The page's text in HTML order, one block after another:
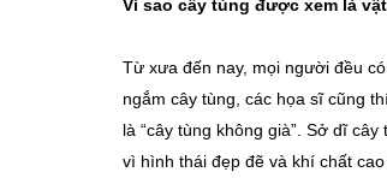
Vì sao cây tùng được xem là
Từ xưa đến nay, mọi người đều
ngắm cây tùng, các họa sĩ cũng
là “cây tùng không già”. Sở dĩ
vì hình thái đẹp đẽ và khí chất